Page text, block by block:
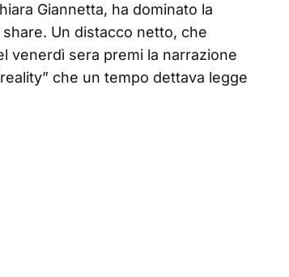
Giannetta, ha dominato la
Un distacco netto, che
venerdì sera premi la narrazione
che un tempo dettava legge